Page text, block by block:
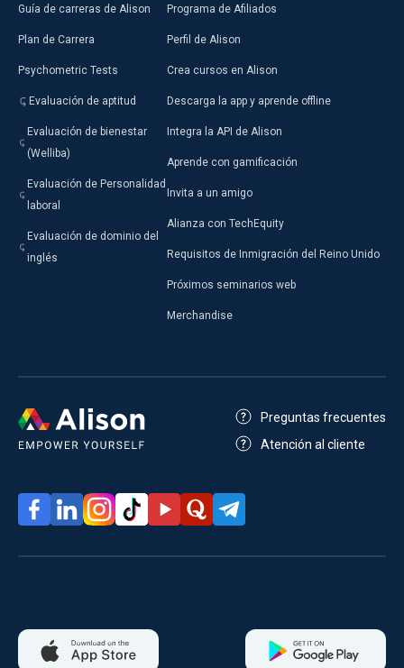
Guía de carreras de Alison
Plan de Carrera
Psychometric Tests
Evaluación de aptitud
Evaluación de bienestar
(Welliba)
Evaluación de Personalidad
laboral
Evaluación de dominio del
inglés
Programa de Afiliados
Perfil de Alison
Crea cursos en Alison
Descarga la app y aprende offline
Integra la API de Alison
Aprende con gamificación
Invita a un amigo
Alianza con TechEquity
Requisitos de Inmigración del Reino Unido
Próximos seminarios web
Merchandise
Preguntas frecuentes
Atención al cliente